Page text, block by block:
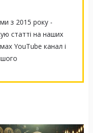
з 2015 року -
статті на наших
YouTube канал і